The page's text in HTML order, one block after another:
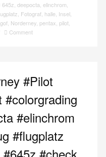
645z,deepocta,elinchrom,
, Fotograf, halle, Insel,
, Norderney, pentax, pilot,
Comment
#Pilot
#colorgrading
#elinchrom
#flugplatz